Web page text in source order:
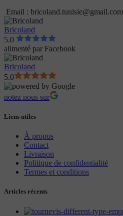
Email : bricoland.tunisie@gmail.com
Bricoland
5.0
alimenté par Facebook
Bricoland
5.0
notez nous sur
Liens utiles
À propos
Contact
Livraison
Politique de confidentialité
Termes et conditions
Articles récents